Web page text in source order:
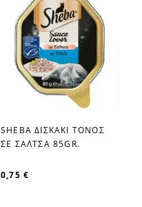
favorite_border
SHEBA ΔΙΣΚΑΚΙ ΤΟΝΟΣ
ΣΕ ΣΑΛΤΣΑ 85GR.
0,75 €